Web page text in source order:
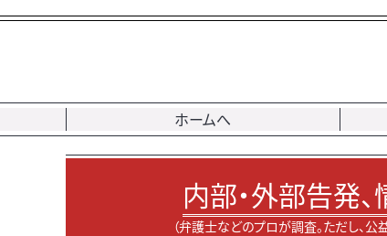
ホームへ
内部・外部告発、
（弁護士などのプロが調査。ただし、公